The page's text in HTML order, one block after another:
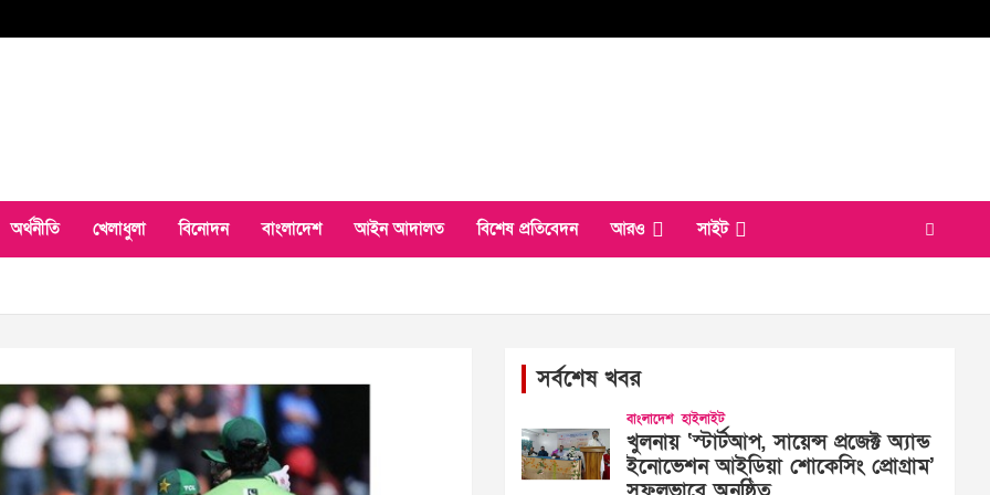
অর্থনীতি খেলাধুলা বিনোদন বাংলাদেশ আইন আদালত বিশেষ প্রতিবেদন আরও সাইট
সর্বশেষ খবর
বাংলাদেশ হাইলাইট
খুলনায় ‘স্টার্টআপ, সায়েন্স প্রজেক্ট অ্যান্ড
ইনোভেশন আইডিয়া শোকেসিং প্রোগ্রাম’